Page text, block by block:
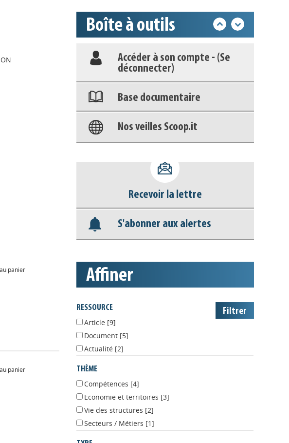
panier
panier
Boîte à outils
Déposer une actu !
déconnecter)
Base documentaire
Nos veilles Scoop.it
Appels à projets
Recevoir la lettre
S'abonner aux alertes
affiner
Document
Actualité[2]
Economie et territoires
Vie des structures[2]
Secteurs / Métiers[1]